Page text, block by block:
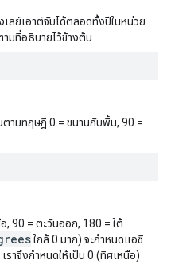
ย์เอาต์จับได้ตลอดทั้งปีในหน่วย
มที่อธิบายไว้ข้างต้น
ามทฤษฎี 0 = ขนานกับพื้น, 90 =
, 90 = ตะวันออก, 180 = ใต้
ใกล้ 0 มาก) จะกำหนดแอซิ
าจึงกำหนดให้เป็น 0 (ทิศเหนือ)